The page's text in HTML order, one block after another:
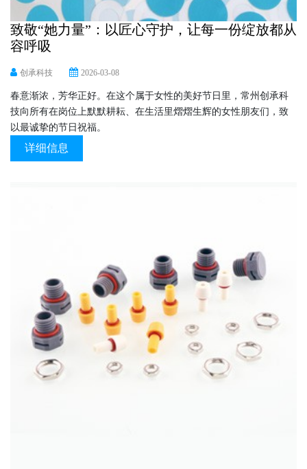
致敬“她力量”：以匠心守护，让每一份绽放都从
容呼吸
创承科技 2026-03-08
春意渐浓，芳华正好。在这个属于女性的美好节日里，常州创承科
技向所有在岗位上默默耕耘、在生活里熠熠生辉的女性朋友们，致
以最诚挚的节日祝福。
详细信息